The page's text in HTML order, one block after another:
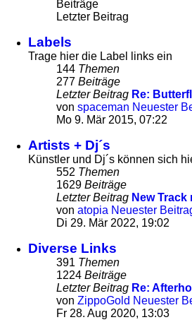
Beiträge
Letzter Beitrag
Labels
Trage hier die Label links ein
144 Themen
277 Beiträge
Letzter Beitrag Re:
von spaceman Neuester
Mo 9. Mär 2015, 07:22
Artists + Dj´s
Künstler und Dj´s können sich
552 Themen
1629 Beiträge
Letzter Beitrag New
von atopia Neuester
Di 29. Mär 2022, 19:02
Diverse Links
391 Themen
1224 Beiträge
Letzter Beitrag Re:
von ZippoGold Neuester
Fr 28. Aug 2020, 13:03